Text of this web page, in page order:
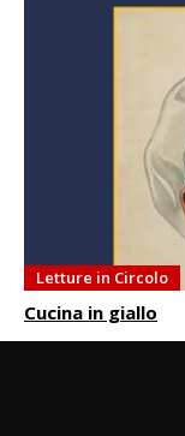
Letture in Circolo
Cucina in giallo